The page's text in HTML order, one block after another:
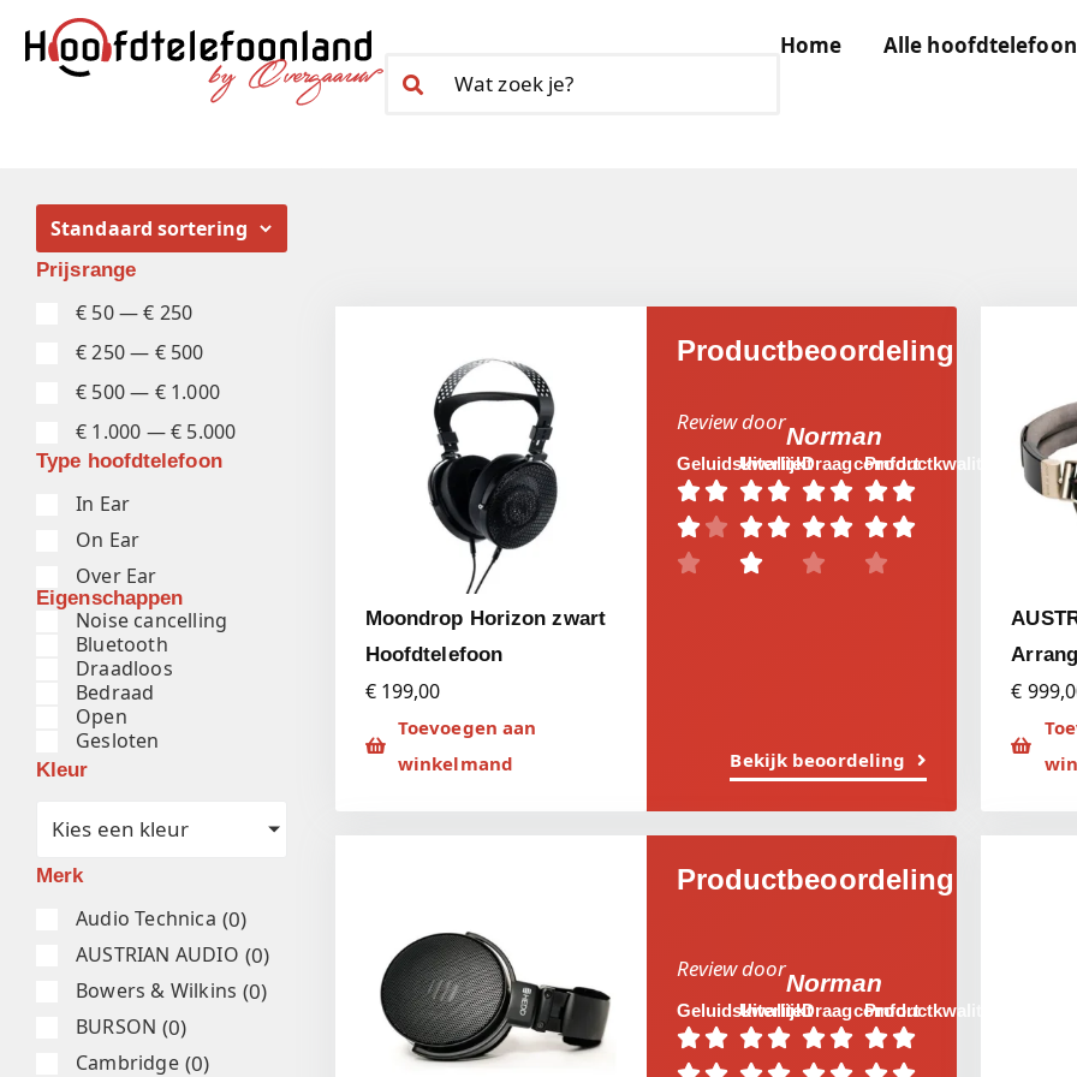
Home Alle
Prijsrange
€ 50 — € 250
€ 250 — € 500
€ 500 — € 1.000
€ 1.000 — € 5.000
Type hoofdtelefoon
In Ear
On Ear
Over Ear
Eigenschappen
Noise cancelling
Bluetooth
Draadloos
Bedraad
Open
Gesloten
Kleur
Kies een kleur
Merk
Audio Technica (0)
AUSTRIAN AUDIO (0)
Bowers & Wilkins (0)
BURSON (0)
Cambridge (0)
Moondrop Horizon zwart
Hoofdtelefoon
€ 199,00
Toevoegen aan
winkelmand
Productbeoordeling
Review door
Norman
Geluidskwaliteit

 

Uiterlijk



Draagcomfort



Productkwaliteit



Bekijk beoordeling
€
Productbeoordeling
Review door
Norman
Geluidskwaliteit

Uiterlijk

Draagcomfort

Productkwaliteit
